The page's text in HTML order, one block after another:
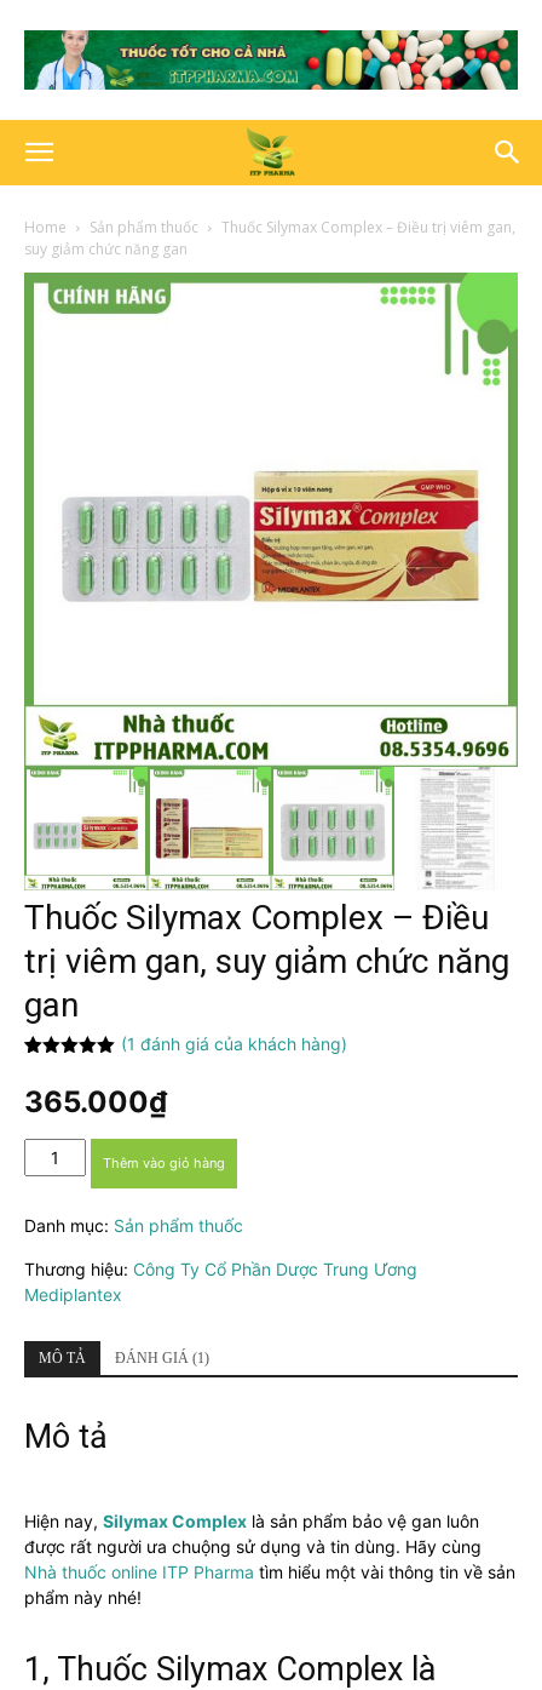
Home Sản phẩm thuốc
Thuốc Silymax Complex – Điều trị viêm gan,
suy giảm chức năng gan
Thuốc Silymax Complex – Điều
trị viêm gan, suy giảm chức năng
gan
dựa trên
đánh giá
(1 đánh giá của khách hàng)
365.000₫
Thuốc
Silymax
-
trị
viêm
suy
giảm
năng
Thêm vào giỏ hàng
Danh mục: Sản phẩm thuốc
Thương hiệu: Công Ty Cổ Phần Dược Trung Ương
Mediplantex
MÔ TẢ ĐÁNH GIÁ (1)
Mô tả
Hiện nay, Silymax Complex là sản phẩm bảo vệ gan luôn
được rất người ưa chuộng sử dụng và tin dùng. Hãy cùng
Nhà thuốc online ITP Pharma tìm hiểu một vài thông tin về sản
phẩm này nhé!
1, Thuốc Silymax Complex là